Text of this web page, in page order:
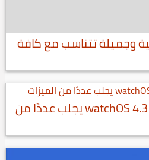
وجميلة تتناسب مع كافة
التحديث القادم لنظام watchOS 4.3 يجلب عددًا من